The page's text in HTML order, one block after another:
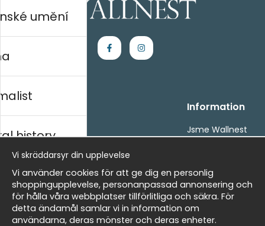
Kontakta oss
- Returer och återbetalningar
- Leverans - enkelt, snabbt &amp; gratis
Om cookies
Mina favoriter
Information
Jsme Wallnest
Newsletter
umění
history
Vi skräddarsyr din upplevelse
Vi använder cookies för att ge dig en personlig
shoppingupplevelse, personanpassad annonsering och
för hålla våra webbplatser tillförlitliga och säkra. För
detta ändamål samlar vi in information om
användarna, deras mönster och deras enheter.